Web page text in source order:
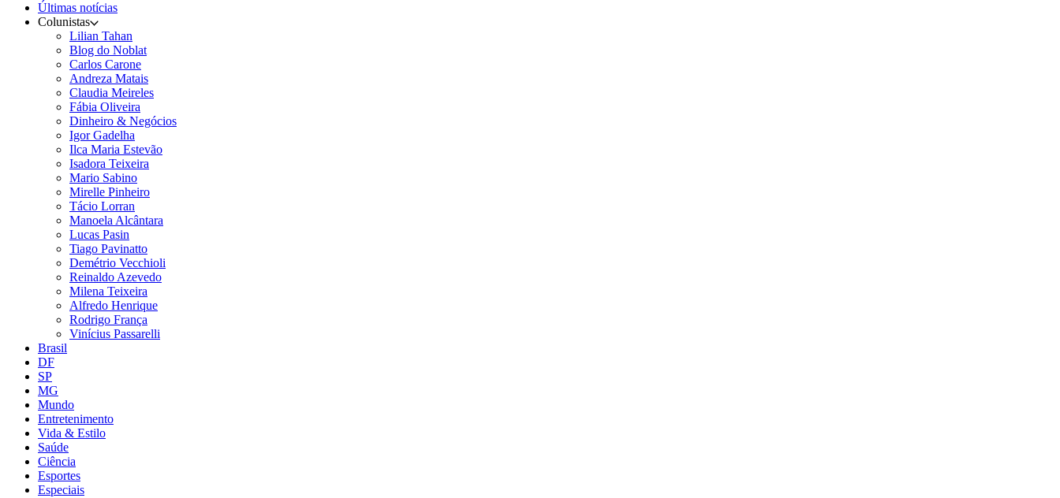
Últimas notícias
Colunistas
Lilian Tahan
Blog do Noblat
Carlos Carone
Andreza Matais
Claudia Meireles
Fábia Oliveira
Dinheiro & Negócios
Igor Gadelha
Ilca Maria Estevão
Isadora Teixeira
Mario Sabino
Mirelle Pinheiro
Tácio Lorran
Manoela Alcântara
Lucas Pasin
Tiago Pavinatto
Demétrio Vecchioli
Reinaldo Azevedo
Milena Teixeira
Alfredo Henrique
Rodrigo França
Vinícius Passarelli
Brasil
DF
SP
MG
Mundo
Entretenimento
Vida & Estilo
Saúde
Ciência
Esportes
Especiais